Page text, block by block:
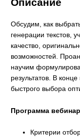
Обсудим, как
генерации текстов,
качество,
возможностей.
научим
результатов. В
быстрого выбора
Программа
Критерии